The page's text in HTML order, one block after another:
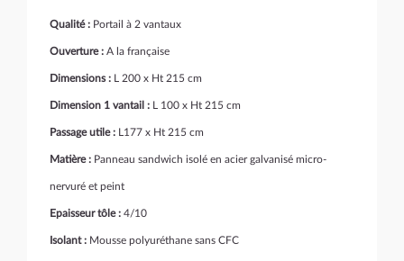
Qualité : Portail à 2 vantaux
Ouverture : A la française
Dimensions : L 200 x Ht 215 cm
Dimension 1 vantail : L 100 x Ht 215 cm
Passage utile : L177 x Ht 215 cm
Matière : Panneau sandwich isolé en acier galvanisé micro-
nervuré et peint
Epaisseur tôle : 4/10
Isolant : Mousse polyuréthane sans CFC